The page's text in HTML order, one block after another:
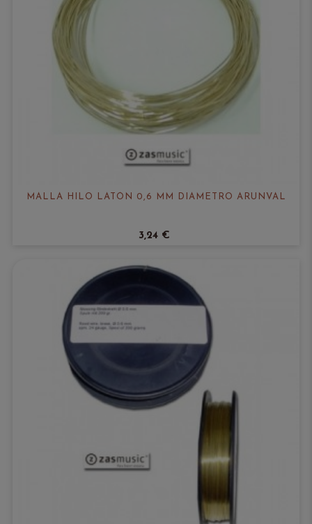
MALLA HILO LATÓN 0,6 MM DIÁMETRO ARUNVAL
3,24 €